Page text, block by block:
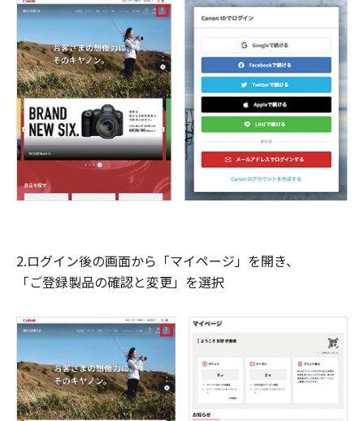
2.ログイン後の画面から「マイページ」を開き、
「ご登録製品の確認と変更」を選択